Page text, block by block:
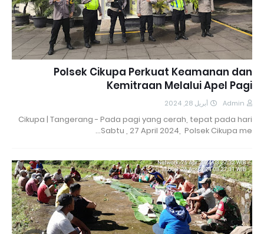
Polsek Cikupa Perkuat Keamanan dan
Kemitraan Melalui Apel Pagi
Admin أبريل 28, 2024
Cikupa | Tangerang - Pada pagi yang cerah, tepat pada hari
Sabtu , 27 April 2024, Polsek Cikupa me…